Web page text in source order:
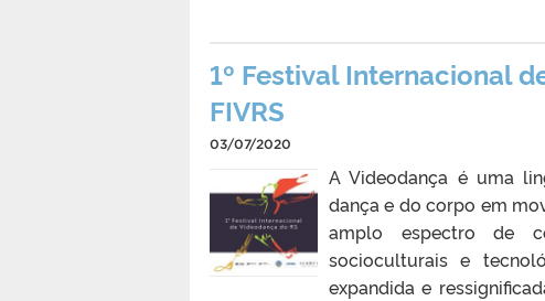
1º Festival Internacional
FIVRS
03/07/2020
A Videodança é uma
dança e do corpo em
amplo espectro de
socioculturais e
expandida e